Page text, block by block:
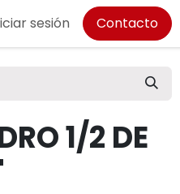
sesión Contacto
1/2 DE